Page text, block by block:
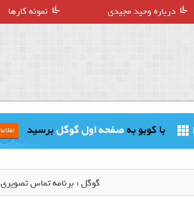
درباره وحید مجیدی نمونه کارها
گوگل : برنامه تماس تصویری Duo و رقابت FaceTime اپل